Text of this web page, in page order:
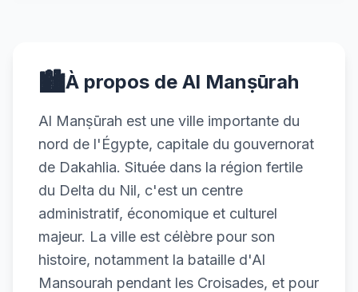
🏙️À propos de Al Manṣūrah
Al Manṣūrah est une ville importante du
nord de l'Égypte, capitale du gouvernorat
de Dakahlia. Située dans la région fertile
du Delta du Nil, c'est un centre
administratif, économique et culturel
majeur. La ville est célèbre pour son
histoire, notamment la bataille d'Al
Mansourah pendant les Croisades, et pour